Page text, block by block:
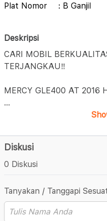
Plat Nomor
: B Ganjil
Deskripsi
CARI MOBIL
TERJANGKAU‼️
MERCY GLE400 AT 2016
...
Diskusi
0 Diskusi
Tanyakan / Tanggapi